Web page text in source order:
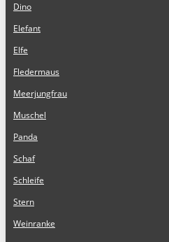
Dino
Elefant
Elfe
Fledermaus
Meerjungfrau
Muschel
Panda
Schaf
Schleife
Stern
Weinranke